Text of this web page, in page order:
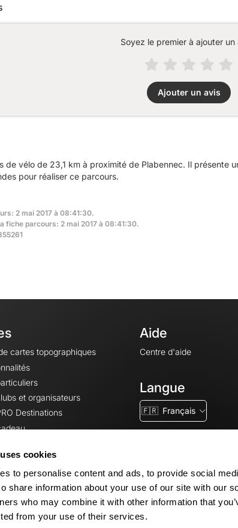
cookies
to personalise content and ads, to provide social
share information about your use of our site with our
who may combine it with other information that
from your use of their services.
Soyez le premier à ajouter un
Ajouter un avis
de vélo de 23,1 km à proximité de Plabennec. Il présente
pour réaliser ce parcours.
2 mai 2017 à 08:41:30.
fiche parcours: 2 mai 2017 à 08:41:30.
cartes topographiques
et organisateurs
Destinations
Aide
Centre d'aide
Langue
🇫🇷 Français